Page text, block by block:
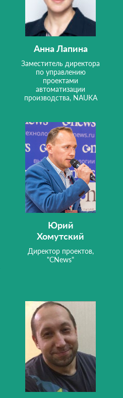
Анна Лапина
Заместитель директора
по управлению
проектами
автоматизации
производства, NAUKA
Юрий
Хомутский
Директор проектов,
"CNews"